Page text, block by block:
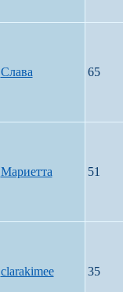
Слава 65
Мариетта 51
clarakimee 35